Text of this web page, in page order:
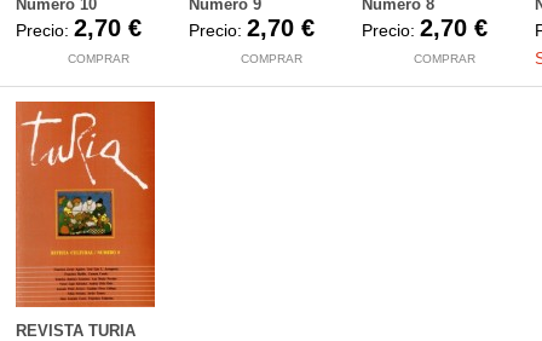
Número 10
Precio: 2,70 €
COMPRAR
Número 9
Precio: 2,70 €
COMPRAR
Número 8
Precio: 2,70 €
COMPRAR
REVISTA TURIA